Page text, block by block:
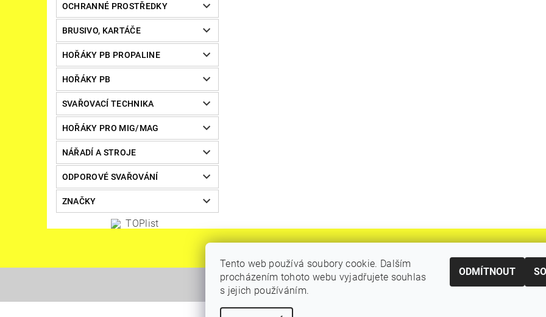
OCHRANNÉ PROSTŘEDKY
BRUSIVO, KARTÁČE
HOŘÁKY PB PROPALINE
HOŘÁKY PB
SVAŘOVACÍ TECHNIKA
HOŘÁKY PRO MIG/MAG
NÁŘADÍ A STROJE
ODPOROVÉ SVAŘOVÁNÍ
ZNAČKY
Původní eshop rulik.cz
Tento web používá soubory cookie. Dalším
procházením tohoto webu vyjadřujete souhlas
s jejich používáním.
ODMÍTNOUT